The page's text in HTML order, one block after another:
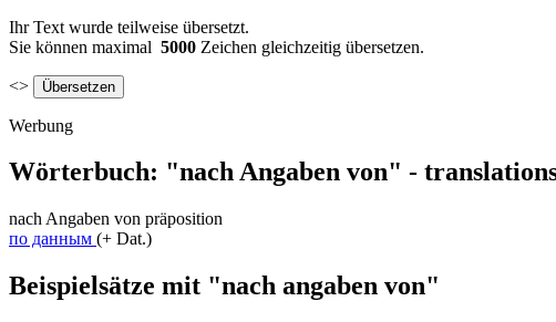
Ihr Text wurde teilweise übersetzt.
Sie können maximal 5000 Zeichen gleichzeitig übersetzen.
<>
Werbung
Wörterbuch: "nach Angaben von" -
nach Angaben von präposition
по данным (+ Dat.)
Beispielsätze mit "nach angaben von"